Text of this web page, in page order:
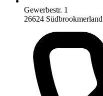
Gewerbestr. 1
26624 Südbrookmerland